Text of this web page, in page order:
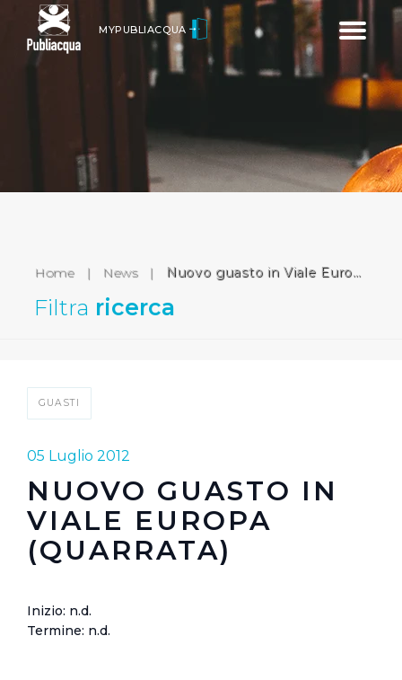
Toggle
MYPUBLIACQUA
Home | News | Nuovo guasto in Viale Europa (Quarrata)
Filtra ricerca
GUASTI
05 Luglio 2012
NUOVO GUASTO IN
VIALE EUROPA
(QUARRATA)
Inizio: n.d.
Termine: n.d.